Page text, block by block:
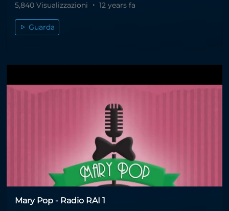
5,840 Visualizzazioni 12 years fa
Guarda
Mary Pop - Radio RAI 1